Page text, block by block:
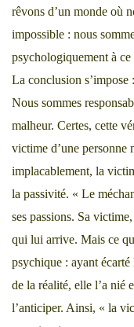
rêvons d’un monde où
impossible : nous
psychologiquement à
La conclusion s’impose
Nous sommes
malheur. Certes, cette
victime d’une personne
implacablement, la
la passivité. « Le
ses passions. Sa
qui lui arrive. Mais ce
psychique : ayant
de la réalité, elle l’a nié
l’anticiper. Ainsi, « la